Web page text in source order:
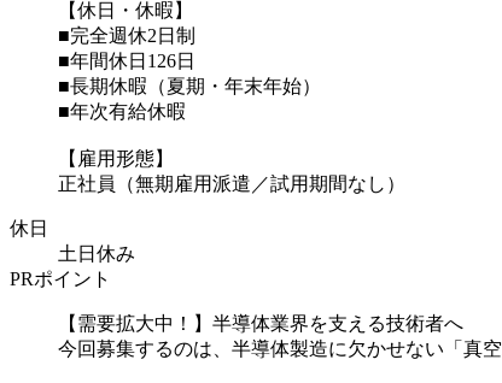
【休日・休暇】
■完全週休2日制
■年間休日126日
■長期休暇（夏期・年末年始）
■年次有給休暇
【雇用形態】
正社員（無期雇用派遣／試用期間なし）
休日
土日休み
PRポイント
【需要拡大中！】半導体業界を支える技術者へ
今回募集するのは、半導体製造に欠かせない「真